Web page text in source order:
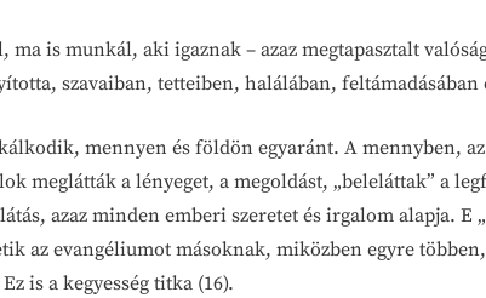
ma is munkál, aki igaznak – azaz megtapasztalt
szavaiban, tetteiben, halálában, feltámadásában
mennyen és földön egyaránt. A mennyben,
meglátták a lényeget, a megoldást, „beleláttak” a
azaz minden emberi szeretet és irgalom alapja.
az evangéliumot másoknak, miközben egyre
is a kegyesség titka (16).